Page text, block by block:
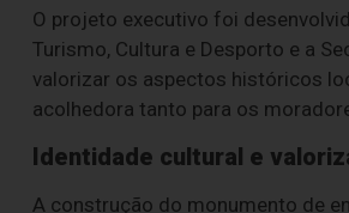
O projeto executivo foi
Turismo, Cultura e Desporto e a
valorizar os aspectos históricos
acolhedora tanto para os
Identidade cultural e
A construção do monumento de